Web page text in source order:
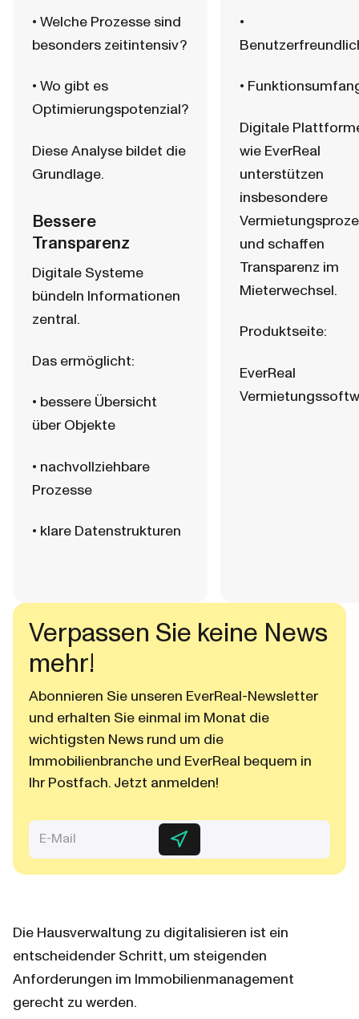
• Welche Prozesse sind
besonders zeitintensiv?
• Wo gibt es
Optimierungspotenzial?
Diese Analyse bildet die
Grundlage.
Bessere
Transparenz
Digitale Systeme
bündeln Informationen
zentral.
Das ermöglicht:
• bessere Übersicht
über Objekte
• nachvollziehbare
Prozesse
• klare Datenstrukturen
•
•
Digitale
wie EverReal
unterstützen
insbesondere
und schaffen
Transparenz im
Mieterwechsel.
Produktseite:
EverReal
Verpassen Sie keine News
mehr!
Abonnieren Sie unseren EverReal-Newsletter
und erhalten Sie einmal im Monat die
wichtigsten News rund um die
Immobilienbranche und EverReal bequem in
Ihr Postfach. Jetzt anmelden!
Die Hausverwaltung zu digitalisieren ist ein
entscheidender Schritt, um steigenden
Anforderungen im Immobilienmanagement
gerecht zu werden.